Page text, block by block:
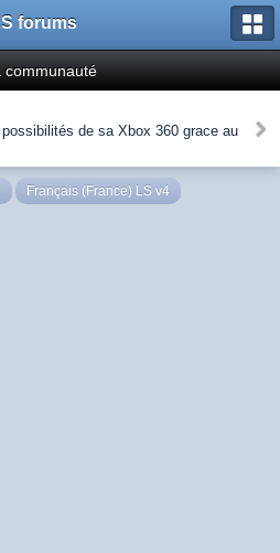
forums
communauté
de sa Xbox 360 grace au
Français (France) LS v4